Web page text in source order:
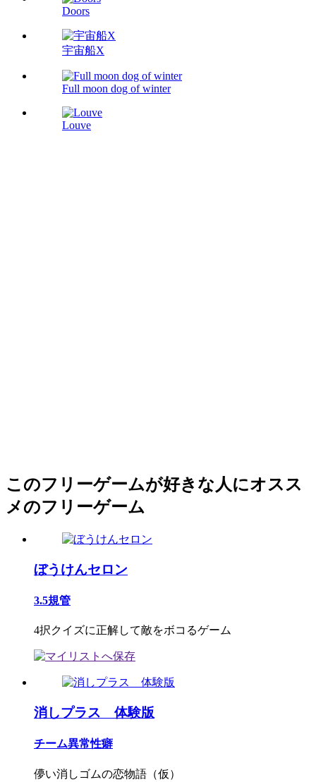
Doors
宇宙船X
Full moon dog of winter
Louve
このフリーゲームが好きな人にオスス
メのフリーゲーム
ぼうけんセロン
3.5規管
4択クイズに正解して敵をボコるゲーム
消しプラス 体験版
チーム異常性癖
儚い消しゴムの恋物語（仮）